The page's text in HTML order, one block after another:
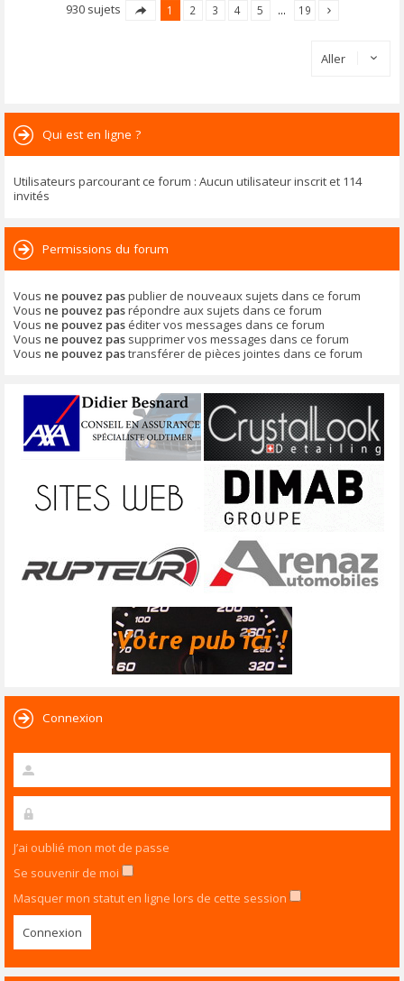
930 sujets 1 2 3 4 5 … 19
Aller
Qui est en ligne ?
Utilisateurs parcourant ce forum : Aucun utilisateur inscrit et 114
invités
Permissions du forum
Vous ne pouvez paspublier de nouveaux sujets dans ce forum
Vous ne pouvez pasrépondre aux sujets dans ce forum
Vous ne pouvez pas éditer vos messages dans ce forum
Vous ne pouvez pas supprimer vos messages dans ce forum
Vous ne pouvez pastransférer de pièces jointes dans ce forum
Connexion
J’ai oublié mon mot de passe
Se souvenir de moi
Masquer mon statut en ligne lors de cette session